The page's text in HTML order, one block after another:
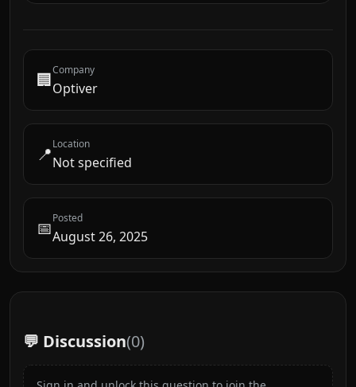
🏢Company
Optiver
📍Location
Not specified
📅Posted
August 26, 2025
💬 Discussion(0)